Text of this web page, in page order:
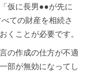
仮に長男●●が先に
ての財産を相続さ
くことが必要です。
の作成の仕方が不適
部が無効になってし